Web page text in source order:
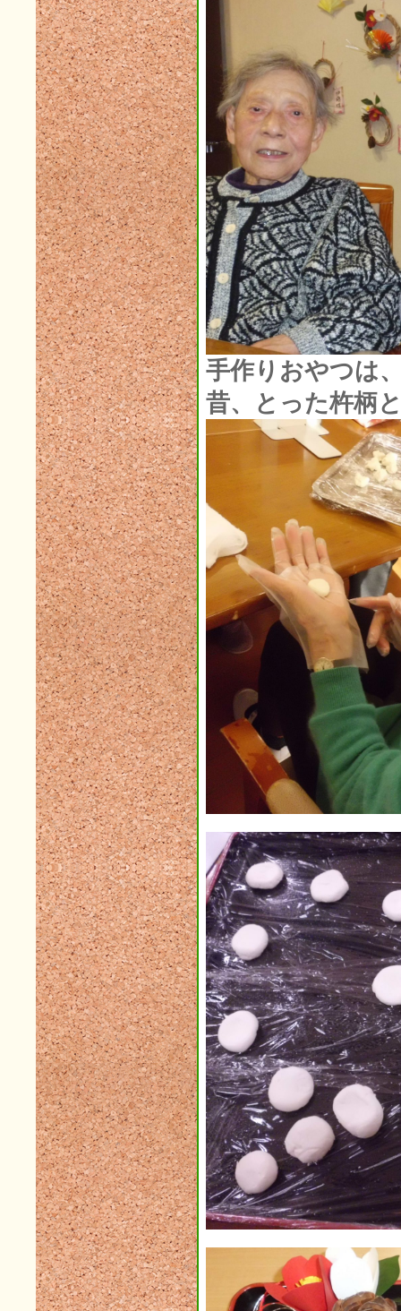
2020年02月(4)
2020年01月(2)
2019年12月(3)
2019年11月(1)
2019年10月(7)
2019年09月(4)
2019年08月(3)
2019年07月(3)
2019年06月(10)
2019年05月(4)
2019年04月(2)
2019年03月(3)
2019年02月(0)
2019年01月(5)
2018年12月(2)
2018年11月(7)
2018年10月(2)
2018年09月(6)
2018年08月(3)
2018年07月(1)
2018年06月(3)
2018年05月(2)
2018年04月(3)
2018年03月(5)
2018年02月(5)
2018年01月(4)
2017年12月(2)
2017年11月(3)
2017年10月(7)
2017年09月(8)
2017年08月(5)
2017年07月(9)
2017年06月(4)
2017年05月(9)
2017年04月(5)
2017年03月(10)
2017年02月(8)
2017年01月(4)
2016年12月(6)
2016年11月(4)
2016年10月(8)
2016年09月(6)
2016年08月(4)
手作りおやつは
昔、とった杵柄